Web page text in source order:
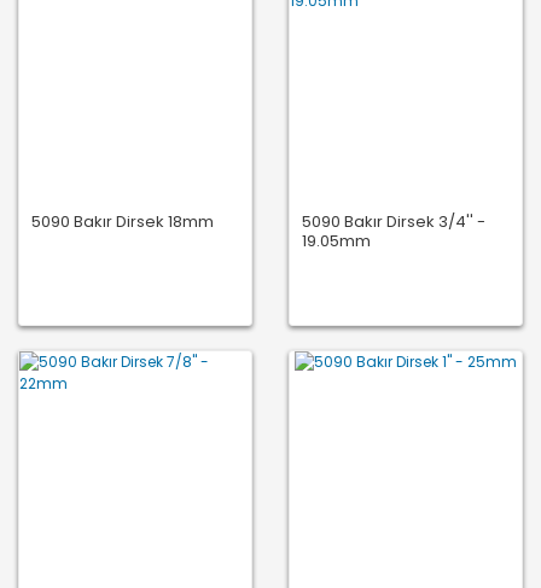
5090 Bakır Dirsek 18mm
5090 Bakır Dirsek 3/4'' -
19.05mm